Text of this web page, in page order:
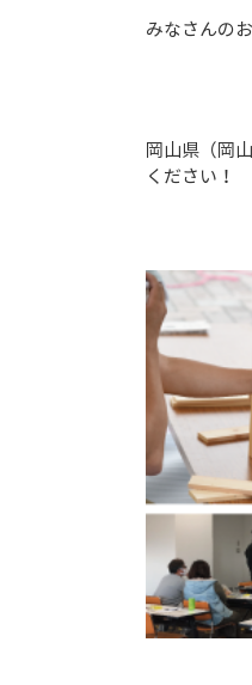
みなさんの
岡山県（岡
ください！